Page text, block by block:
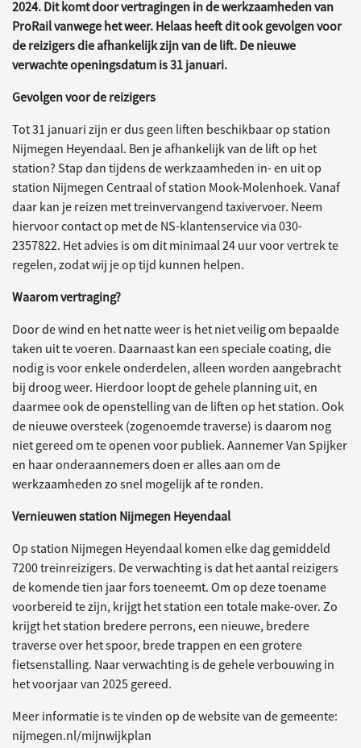
2024. Dit komt door vertragingen in de werkzaamheden van
ProRail vanwege het weer. Helaas heeft dit ook gevolgen voor
de reizigers die afhankelijk zijn van de lift. De nieuwe
verwachte openingsdatum is 31 januari.
Gevolgen voor de reizigers
Tot 31 januari zijn er dus geen liften beschikbaar op station
Nijmegen Heyendaal. Ben je afhankelijk van de lift op het
station? Stap dan tijdens de werkzaamheden in- en uit op
station Nijmegen Centraal of station Mook-Molenhoek. Vanaf
daar kan je reizen met treinvervangend taxivervoer. Neem
hiervoor contact op met de NS-klantenservice via 030-
2357822. Het advies is om dit minimaal 24 uur voor vertrek te
regelen, zodat wij je op tijd kunnen helpen.
Waarom vertraging?
Door de wind en het natte weer is het niet veilig om bepaalde
taken uit te voeren. Daarnaast kan een speciale coating, die
nodig is voor enkele onderdelen, alleen worden aangebracht
bij droog weer. Hierdoor loopt de gehele planning uit, en
daarmee ook de openstelling van de liften op het station. Ook
de nieuwe oversteek (zogenoemde traverse) is daarom nog
niet gereed om te openen voor publiek. Aannemer Van Spijker
en haar onderaannemers doen er alles aan om de
werkzaamheden zo snel mogelijk af te ronden.
Vernieuwen station Nijmegen Heyendaal
Op station Nijmegen Heyendaal komen elke dag gemiddeld
7200 treinreizigers. De verwachting is dat het aantal reizigers
de komende tien jaar fors toeneemt. Om op deze toename
voorbereid te zijn, krijgt het station een totale make-over. Zo
krijgt het station bredere perrons, een nieuwe, bredere
traverse over het spoor, brede trappen en een grotere
fietsenstalling. Naar verwachting is de gehele verbouwing in
het voorjaar van 2025 gereed.
Meer informatie is te vinden op de website van de gemeente:
nijmegen.nl/mijnwijkplan